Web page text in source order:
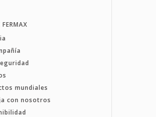
FERMAX
mundiales
con nosotros